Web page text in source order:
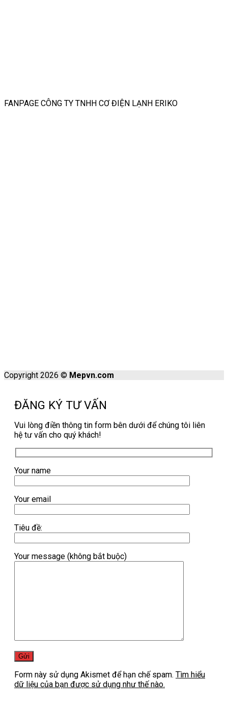
FANPAGE CÔNG TY TNHH CƠ ĐIỆN LẠNH ERIKO
Copyright 2026 © Mepvn.com
ĐĂNG KÝ TƯ VẤN
Vui lòng điền thông tin form bên dưới để chúng tôi liên
hệ tư vấn cho quý khách!
Your name
Your email
Tiêu đề:
Your message (không bắt buộc)
Form này sử dụng Akismet để hạn chế spam. Tìm hiểu
dữ liệu của bạn được sử dụng như thế nào.